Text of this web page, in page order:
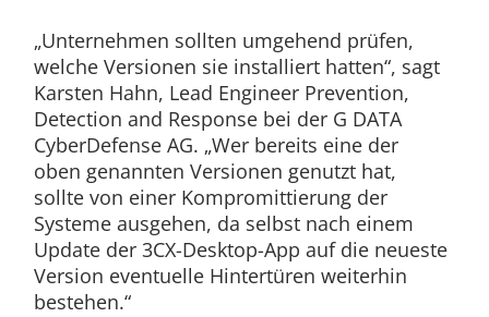
„Unternehmen sollten umgehend prüfen,
welche Versionen sie installiert hatten“, sagt
Karsten Hahn, Lead Engineer Prevention,
Detection and Response bei der G DATA
CyberDefense AG. „Wer bereits eine der
oben genannten Versionen genutzt hat,
sollte von einer Kompromittierung der
Systeme ausgehen, da selbst nach einem
Update der 3CX-Desktop-App auf die neueste
Version eventuelle Hintertüren weiterhin
bestehen.“